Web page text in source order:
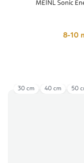
MEINL Sonic
8-10
30 cm 40 cm 50